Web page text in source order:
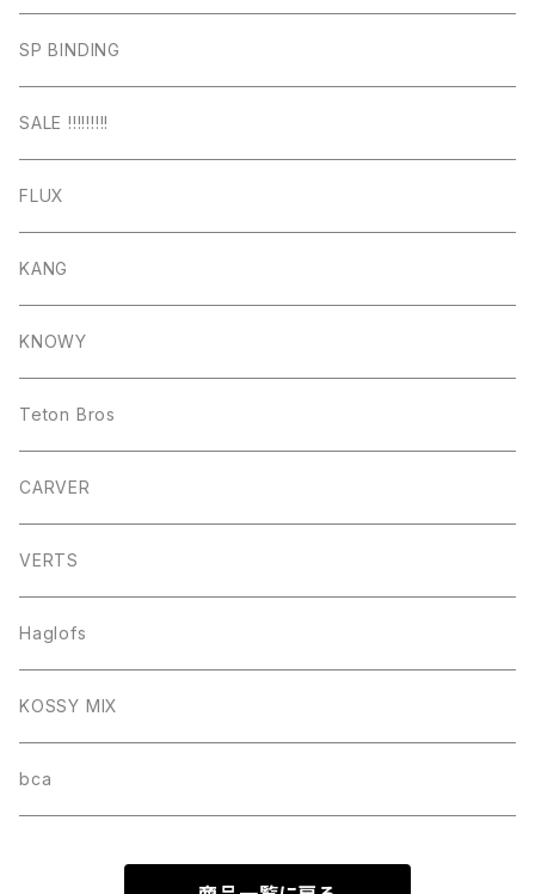
SP BINDING
SALE !!!!!!!!!
FLUX
KANG
KNOWY
Teton Bros
CARVER
VERTS
Haglofs
KOSSY MIX
bca